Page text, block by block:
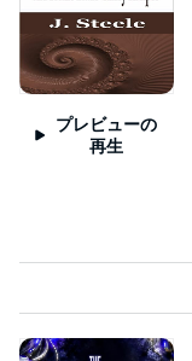
プレビューの
再生